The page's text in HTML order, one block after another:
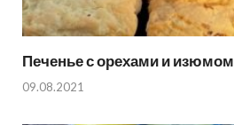
Печенье с орехами и изюмом
09.08.2021